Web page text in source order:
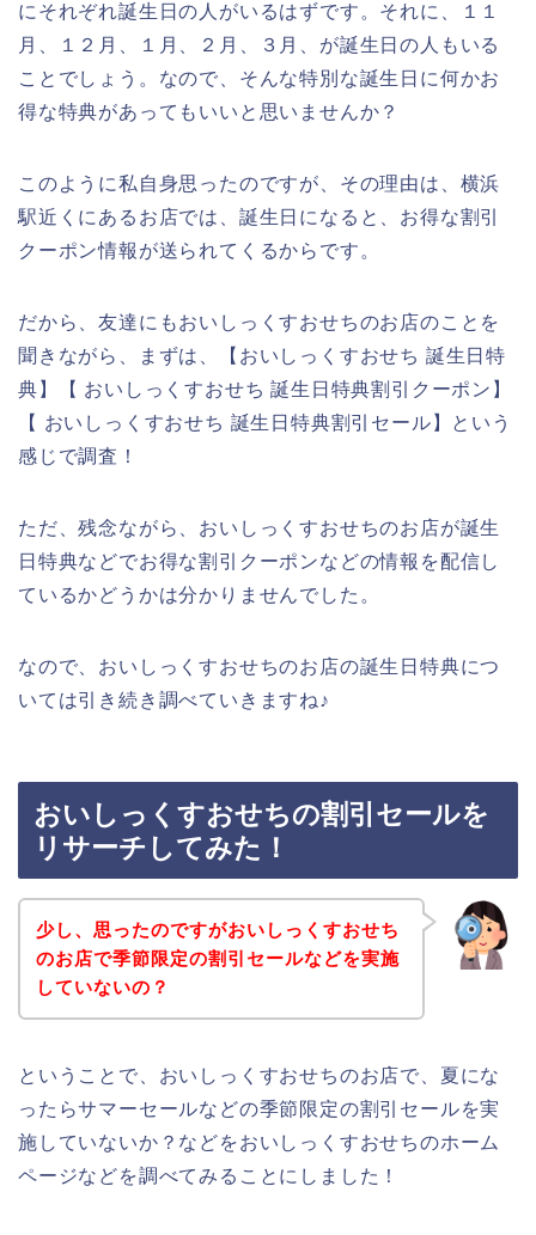
にそれぞれ誕生日の人がいるはずです。それに、１１
月、１２月、１月、２月、３月、が誕生日の人もいる
ことでしょう。なので、そんな特別な誕生日に何かお
得な特典があってもいいと思いませんか？
このように私自身思ったのですが、その理由は、横浜
駅近くにあるお店では、誕生日になると、お得な割引
クーポン情報が送られてくるからです。
だから、友達にもおいしっくすおせちのお店のことを
聞きながら、まずは、【おいしっくすおせち 誕生日特
典】【 おいしっくすおせち 誕生日特典割引クーポン】
【 おいしっくすおせち 誕生日特典割引セール】という
感じで調査！
ただ、残念ながら、おいしっくすおせちのお店が誕生
日特典などでお得な割引クーポンなどの情報を配信し
ているかどうかは分かりませんでした。
なので、おいしっくすおせちのお店の誕生日特典につ
いては引き続き調べていきますね♪
おいしっくすおせちの割引セールを
リサーチしてみた！
少し、思ったのですがおいしっくすおせち
のお店で季節限定の割引セールなどを実施
していないの？
ということで、おいしっくすおせちのお店で、夏にな
ったらサマーセールなどの季節限定の割引セールを実
施していないか？などをおいしっくすおせちのホーム
ページなどを調べてみることにしました！